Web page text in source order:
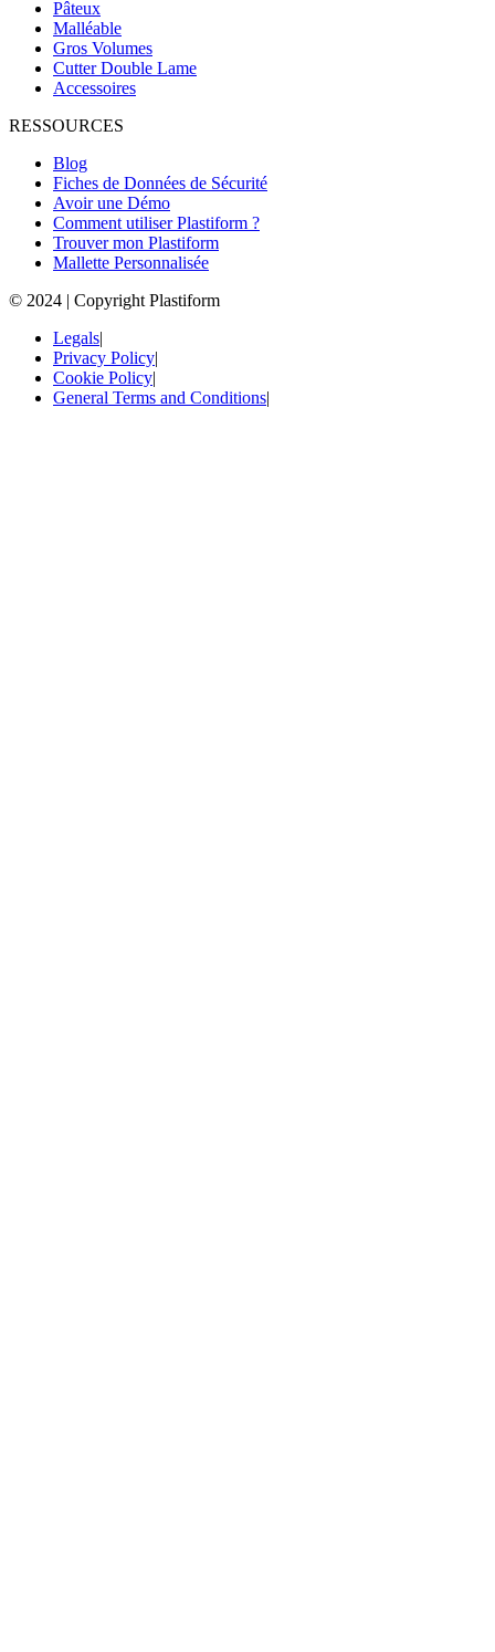
Pâteux
Malléable
Gros Volumes
Cutter Double Lame
Accessoires
RESSOURCES
Blog
Fiches de Données de Sécurité
Avoir une Démo
Comment utiliser Plastiform ?
Trouver mon Plastiform
Mallette Personnalisée
© 2024 | Copyright Plastiform
Legals|
Privacy Policy|
Cookie Policy|
General Terms and Conditions|